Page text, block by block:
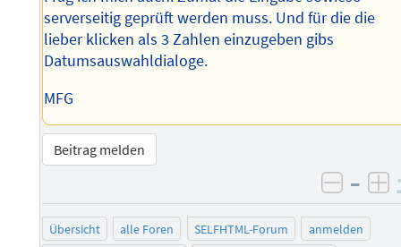
serverseitig geprüft werden muss. Und für die die
lieber klicken als 3 Zahlen einzugeben gibs
Datumsauswahldialoge.
MFG
Beitrag melden
–
Übersicht alle Foren SELFHTML-Forum
anmelden